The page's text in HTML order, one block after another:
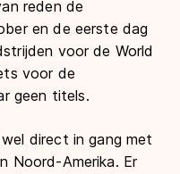
reden de
en de eerste dag
voor de World
voor de
geen titels.
direct in gang met
Noord-Amerika. Er